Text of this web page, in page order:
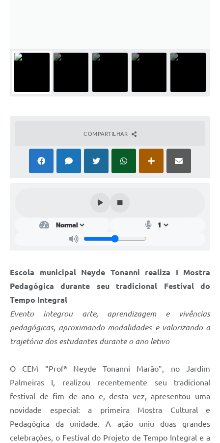
Audiências Públicas
Links
Agenda
COMPARTILHAR
Escola municipal Neyde Tonanni realiza I Mostra
Pedagógica durante seu tradicional Festival do
Tempo Integral
Evento integrou arte, aprendizagem e vivências
pedagógicas, aproximando modalidades e valorizando a
trajetória dos estudantes durante o ano letivo
O CEM “Profª Neyde Tonanni Marão”, no Jardim
Palmeiras I, realizou recentemente seu tradicional
festival de fim de ano e, desta vez, apresentou uma
novidade especial: a primeira Mostra Cultural e
Pedagógica da unidade. A ação uniu duas grandes
celebrações, o Festival do Projeto de Tempo Integral e a